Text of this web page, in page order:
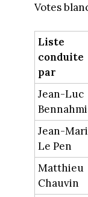
Votes
Liste
conduite
par
Jean-Luc
Jean-
Le Pen
Matthieu
Chauvin